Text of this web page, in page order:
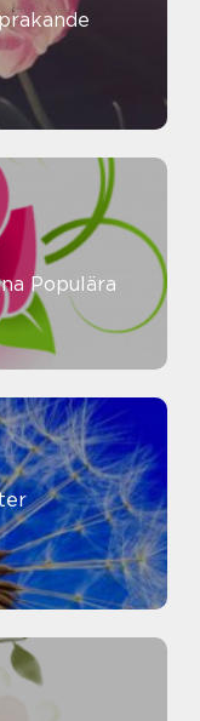
Populära